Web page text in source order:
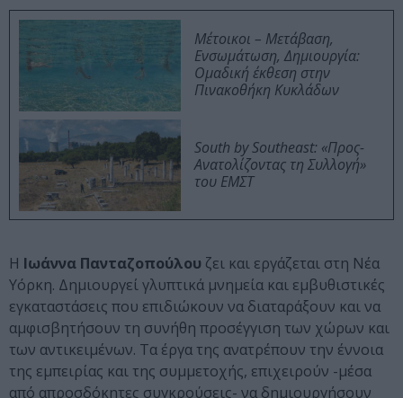
Μέτοικοι – Μετάβαση,
Ενσωμάτωση, Δημιουργία:
Ομαδική έκθεση στην
Πινακοθήκη Κυκλάδων
South by Southeast: «Προς-
Ανατολίζοντας τη Συλλογή»
του ΕΜΣΤ
Η Ιωάννα Πανταζοπούλου ζει και εργάζεται στη Νέα
Υόρκη. Δημιουργεί γλυπτικά μνημεία και εμβυθιστικές
εγκαταστάσεις που επιδιώκουν να διαταράξουν και να
αμφισβητήσουν τη συνήθη προσέγγιση των χώρων και
των αντικειμένων. Τα έργα της ανατρέπουν την έννοια
της εμπειρίας και της συμμετοχής, επιχειρούν -μέσα
από απροσδόκητες συγκρούσεις- να δημιουργήσουν